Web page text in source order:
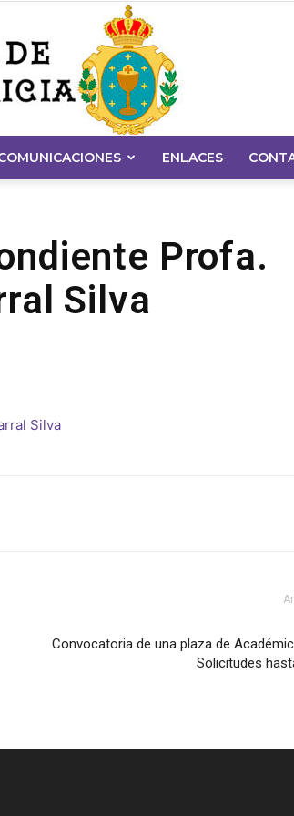
ENLACES
Profa.
Silva
Silva
Convocatoria de una plaza de
Solicitudes